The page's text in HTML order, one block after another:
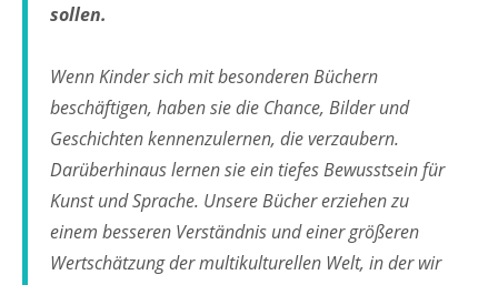
sollen.
Wenn Kinder sich mit besonderen Büchern
beschäftigen, haben sie die Chance, Bilder und
Geschichten kennenzulernen, die verzaubern.
Darüberhinaus lernen sie ein tiefes Bewusstsein für
Kunst und Sprache. Unsere Bücher erziehen zu
einem besseren Verständnis und einer größeren
Wertschätzung der multikulturellen Welt, in der wir